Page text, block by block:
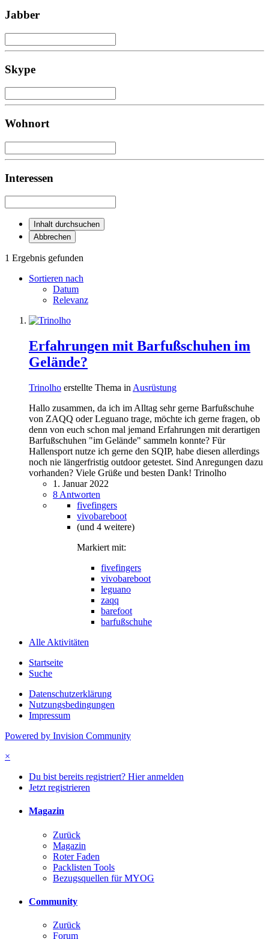
Jabber
Skype
Wohnort
Interessen
Inhalt durchsuchen
Abbrechen
1 Ergebnis gefunden
Sortieren nach
Datum
Relevanz
Erfahrungen mit Barfußschuhen im
Gelände?
Trinolho erstellte Thema in Ausrüstung
Hallo zusammen, da ich im Alltag sehr gerne Barfußschuhe
von ZAQQ oder Leguano trage, möchte ich gerne fragen, ob
denn von euch schon mal jemand Erfahrungen mit derartigen
Barfußschuhen "im Gelände" sammeln konnte? Für
Hallensport nutze ich gerne den SQIP, habe diesen allerdings
noch nie längerfristig outdoor getestet. Sind Anregungen dazu
vorhanden? Viele Grüße und besten Dank! Trinolho
1. Januar 2022
8 Antworten
fivefingers
vivobareboot
(und 4 weitere)
Markiert mit:
fivefingers
vivobareboot
leguano
zaqq
barefoot
barfußschuhe
Alle Aktivitäten
Startseite
Suche
Datenschutzerklärung
Nutzungsbedingungen
Impressum
Powered by Invision Community
×
Du bist bereits registriert? Hier anmelden
Jetzt registrieren
Magazin
Zurück
Magazin
Roter Faden
Packlisten Tools
Bezugsquellen für MYOG
Community
Zurück
Forum